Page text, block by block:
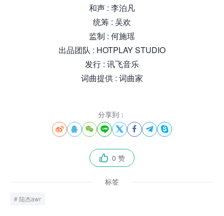
和声 : 李泊凡
统筹 : 吴欢
监制 : 何施瑶
出品团队 : HOTPLAY STUDIO
发行 : 讯飞音乐
词曲提供 : 词曲家
分享到：
       
 0 赞
标签
陆杰awr